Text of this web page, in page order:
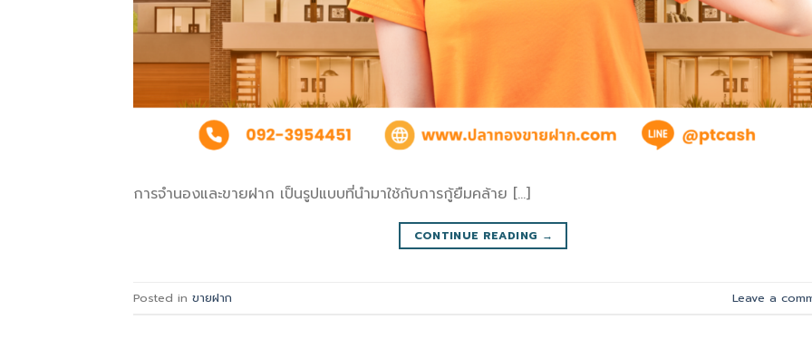
การจำนองและขายฝาก เป็นรูปแบบที่นำมาใช้กับการกู้ยืมคล้าย […]
CONTINUE READING →
Posted in ขายฝาก Leave a